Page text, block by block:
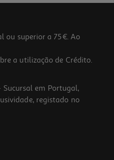
ou superior a 75€. Ao
a utilização de Crédito.
Sucursal em Portugal,
registado no